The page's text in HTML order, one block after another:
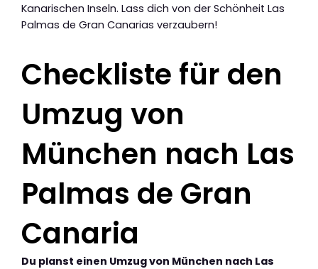
Kanarischen Inseln. Lass dich von der Schönheit Las
Palmas de Gran Canarias verzaubern!
Checkliste für den
Umzug von
München nach Las
Palmas de Gran
Canaria
Du planst einen Umzug von München nach Las